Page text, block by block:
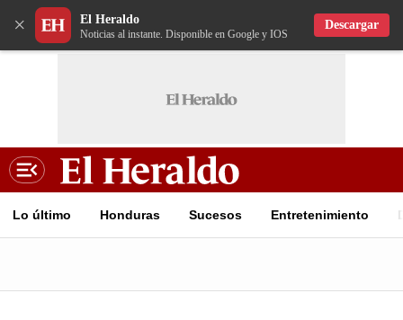
× El Heraldo
Noticias al instante. Disponible en Google y IOS
Descargar
Lo último Honduras Sucesos Entretenimiento